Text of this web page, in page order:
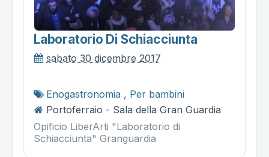
Laboratorio Di Schiacciunta
sabato 30 dicembre 2017
Enogastronomia , Per bambini
Portoferraio - Sala della Gran Guardia
Opificio LiberArti "Laboratorio di
Schiacciunta" Granguardia